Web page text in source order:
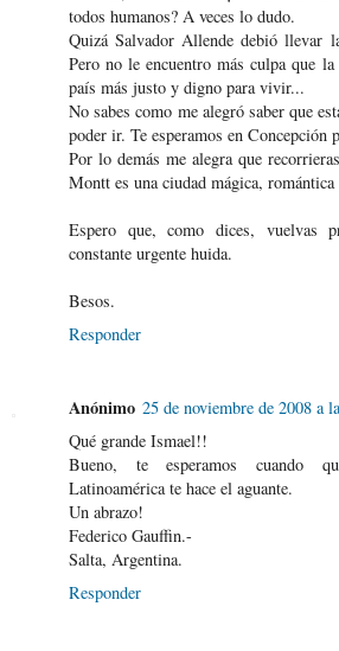
todos humanos? A veces lo dudo.
Quizá Salvador Allende debió llevar
Pero no le encuentro más culpa que
país más justo y digno para vivir...
No sabes como me alegró saber que
poder ir. Te esperamos en Concepción
Por lo demás me alegra que
Montt es una ciudad mágica, romántica
Espero que, como dices, vuelvas
constante urgente huida.
Besos.
Responder
Anónimo 25 de noviembre de 2008 a
Qué grande Ismael!!
Bueno, te esperamos cuando
Latinoamérica te hace el aguante.
Un abrazo!
Federico Gauffin.-
Salta, Argentina.
Responder